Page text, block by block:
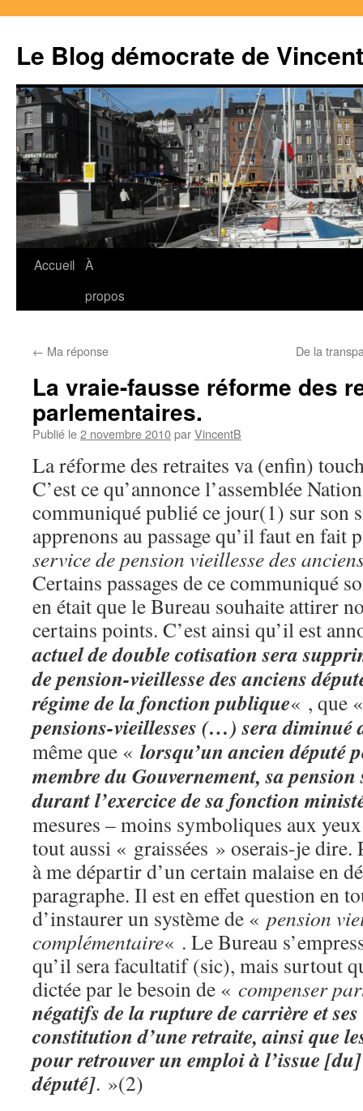
Le Blog démocrate de
Aller
Accueil À
propos
← Ma réponse De la
La vraie-fausse réforme des
parlementaires.
Publié le2 novembre 2010parVincentB
La réforme des retraites va (enfin)
C’est ce qu’annonce l’assemblée
communiqué publié ce jour(1) sur son
apprenons au passage qu’il faut en fait
service de pension vieillesse des
Certains passages de ce communiqué
en était que le Bureau souhaite attirer
certains points. C’est ainsi qu’il est
actuel de double cotisation sera
de pension-vieillesse des anciens
régime de la fonction publique« , que
pensions-vieillesses (…) sera diminué
même que « lorsqu’un ancien député
membre du Gouvernement, sa pension
durant l’exercice de sa fonction
mesures – moins symboliques aux
tout aussi « graissées » oserais-je dire.
à me départir d’un certain malaise en
paragraphe. Il est en effet question en
d’instaurer un système de « pension
complémentaire« . Le Bureau
qu’il sera facultatif (sic), mais surtout
dictée par le besoin de « compenser
négatifs de la rupture de carrière et
constitution d’une retraite, ainsi que
pour retrouver un emploi à l’issue
député]. »(2)